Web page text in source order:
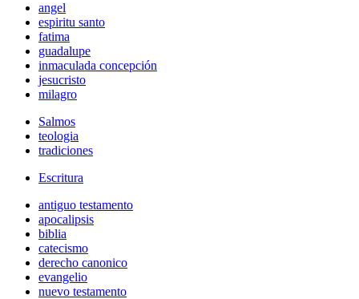
angel
espiritu santo
fatima
guadalupe
inmaculada concepción
jesucristo
milagro
Salmos
teologia
tradiciones
Escritura
antiguo testamento
apocalipsis
biblia
catecismo
derecho canonico
evangelio
nuevo testamento